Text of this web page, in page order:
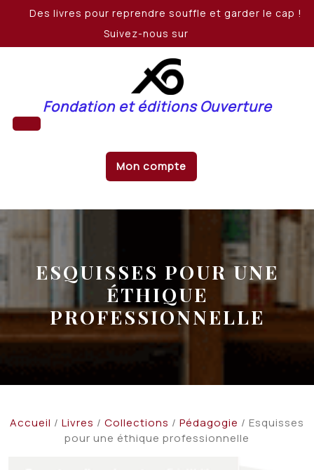
Des livres pour reprendre souffle et garder le cap !
Suivez-nous sur
Fondation et éditions Ouverture
Mon compte
ESQUISSES POUR UNE
ÉTHIQUE
PROFESSIONNELLE
Accueil / Livres / Collections / Pédagogie / Esquisses
pour une éthique professionnelle